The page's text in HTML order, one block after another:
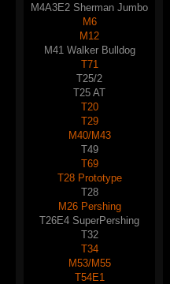
M4A3E2 Sherman Jumbo
M6
M12
M41 Walker Bulldog
T71
T25/2
T25 AT
T20
T29
M40/M43
T49
T69
T28 Prototype
T28
M26 Pershing
T26E4 SuperPershing
T32
T34
M53/M55
T54E1